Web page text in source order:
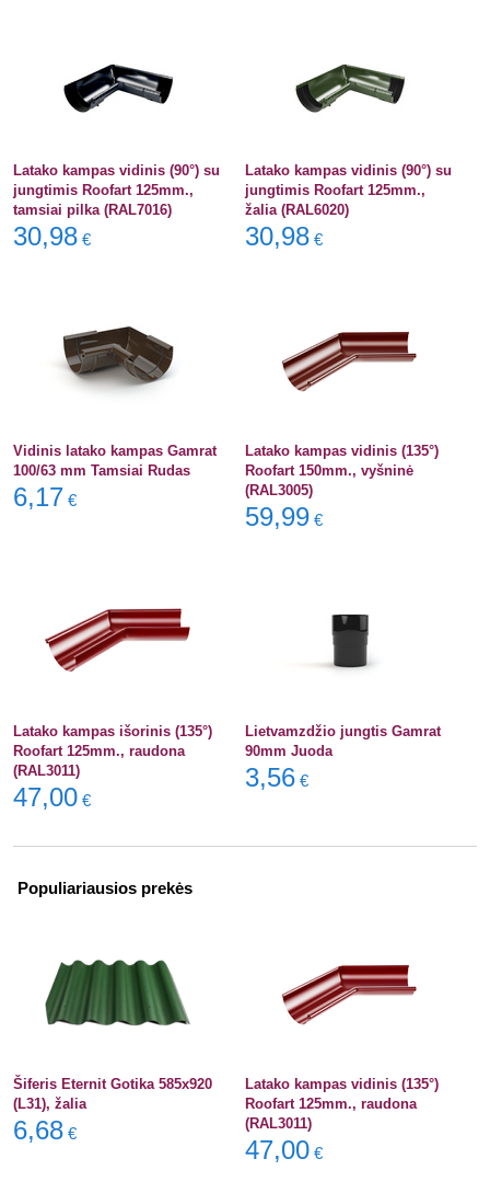
Latako kampas vidinis (90°) su
jungtimis Roofart 125mm.,
tamsiai pilka (RAL7016)
30,98 €
Latako kampas vidinis (90°) su
jungtimis Roofart 125mm.,
žalia (RAL6020)
30,98 €
Vidinis latako kampas Gamrat
100/63 mm Tamsiai Rudas
6,17 €
Latako kampas vidinis (135°)
Roofart 150mm., vyšninė
(RAL3005)
59,99 €
Latako kampas išorinis (135°)
Roofart 125mm., raudona
(RAL3011)
47,00 €
Lietvamzdžio jungtis Gamrat
90mm Juoda
3,56 €
Populiariausios prekės
Šiferis Eternit Gotika 585x920
(L31), žalia
6,68 €
Latako kampas vidinis (135°)
Roofart 125mm., raudona
(RAL3011)
47,00 €